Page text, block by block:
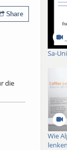
Share
die
Sa-
Wie